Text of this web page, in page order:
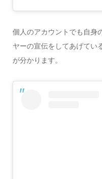
個人のアカウントでも自身
ヤーの宣伝をしてあげてい
が分かります。